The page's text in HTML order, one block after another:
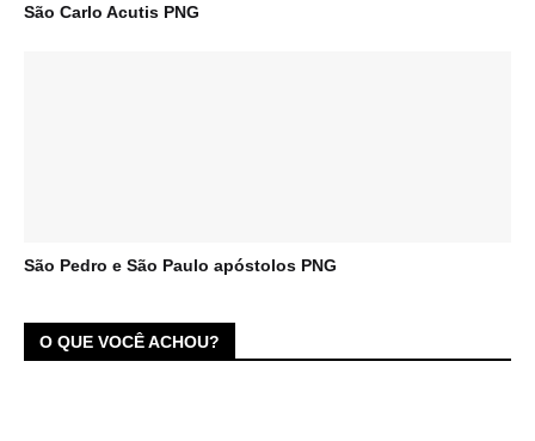
São Carlo Acutis PNG
São Pedro e São Paulo apóstolos PNG
O QUE VOCÊ ACHOU?